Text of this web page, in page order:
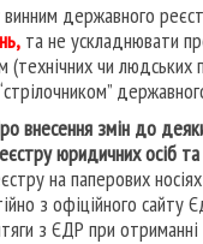
винним державного
та не ускладнювати
(технічних чи
внесення змін до
юридичних осіб та
на паперових
з офіційного сайту
з ЄДР при отриманні